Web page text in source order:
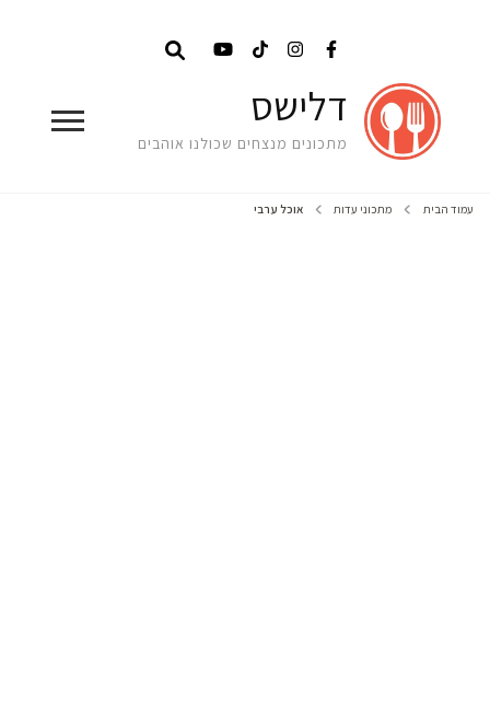
דלישס
מתכונים מנצחים שכולנו אוהבים
עמוד הבית מתכוני עדות אוכל ערבי